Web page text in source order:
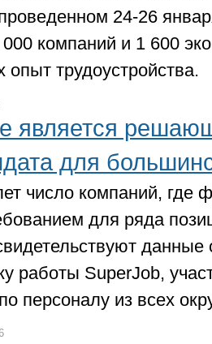
24-26
компаний и 1 600
трудоустройства.
является
для
число компаний, где
для ряда
данные
работы SuperJob,
персоналу из всех